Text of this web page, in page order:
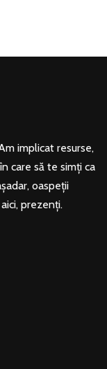
implicat resurse,
care să te simți ca
oaspeții
prezenți.